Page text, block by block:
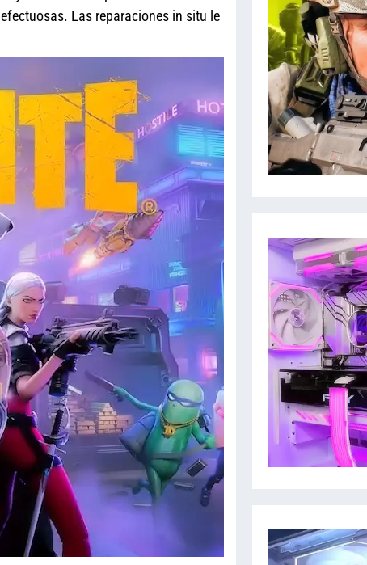
Las reparaciones in situ le